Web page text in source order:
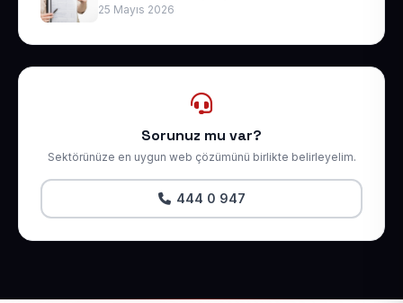
25 Mayıs 2026
Sorunuz mu var?
Sektörünüze en uygun web çözümünü birlikte belirleyelim.
444 0 947